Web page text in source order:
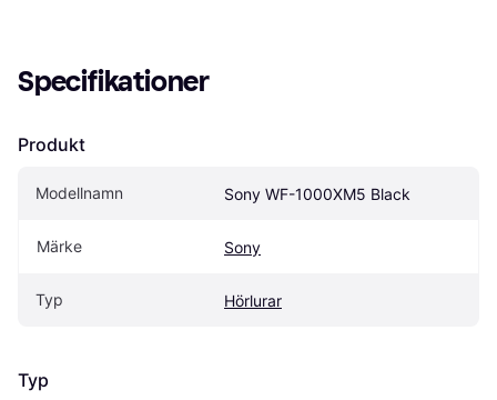
Specifikationer
Produkt
Modellnamn Sony WF-1000XM5 Black
Märke Sony
Typ Hörlurar
Typ